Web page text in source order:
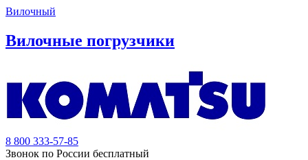
Вилочный
Вилочные погрузчики
8 800 333-57-85
Звонок по России бесплатный